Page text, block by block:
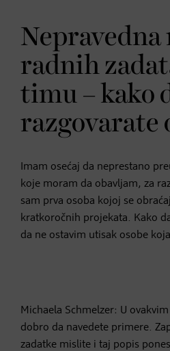
Nepravedna
radnih
timu – kako
razgovarate
Imam osećaj da neprestano
koje moram da obavljam, za
sam prva osoba kojoj se
kratkoročnih projekata. Kako
da ne ostavim utisak osobe
Michaela Schmelzer: U
dobro da navedete primere.
zadatke mislite i taj popis